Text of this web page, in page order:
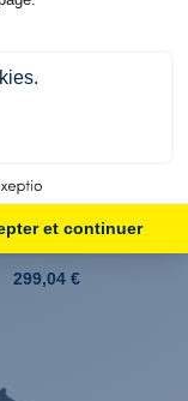
de bouchons de
TE/FE (24+)
299,04 €